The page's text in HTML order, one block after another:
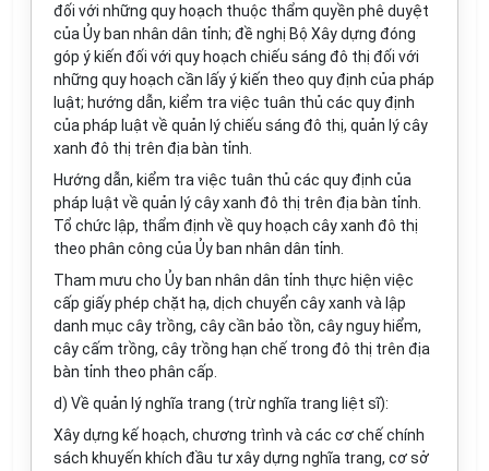
đối với những quy hoạch thuộc thẩm quyền phê duyệt
của Ủy ban nhân dân tỉnh; đề nghị Bộ Xây dựng đóng
góp ý kiến đối với quy hoạch chiếu sáng đô thị đối với
những quy hoạch cần lấy ý kiến theo quy định của pháp
luật; hướng dẫn, kiểm tra việc tuân thủ các quy định
của pháp luật về quản lý chiếu sáng đô thị, quản lý cây
xanh đô thị trên địa bàn tỉnh.
Hướng dẫn, kiểm tra việc tuân thủ các quy định của
pháp luật về quản lý cây xanh đô thị trên địa bàn tỉnh.
Tổ chức lập, thẩm định về quy hoạch cây xanh đô thị
theo phân công của Ủy ban nhân dân tỉnh.
Tham mưu cho Ủy ban nhân dân tỉnh thực hiện việc
cấp giấy phép chặt hạ, dịch chuyển cây xanh và lập
danh mục cây trồng, cây cần bảo tồn, cây nguy hiểm,
cây cấm trồng, cây trồng hạn chế trong đô thị trên địa
bàn tỉnh theo phân cấp.
d) Về quản lý nghĩa trang (trừ nghĩa trang liệt sĩ):
Xây dựng kế hoạch, chương trình và các cơ chế chính
sách khuyến khích đầu tư xây dựng nghĩa trang, cơ sở